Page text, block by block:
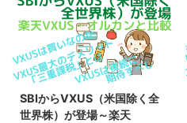
SBIからVXUS（米国除く全
世界株）が登場～楽天